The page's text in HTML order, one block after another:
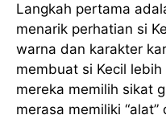
Langkah pertama
menarik perhatian si
warna dan karakter
membuat si Kecil
mereka memilih sikat
merasa memiliki